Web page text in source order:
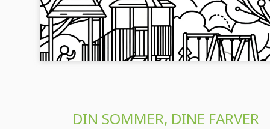
En kreativ farveside med motiv fra legepladsen venter på
Download af høj kvalitet er gratis, så du kan komme i gang
med det samme....
DIN SOMMER, DINE FARVER